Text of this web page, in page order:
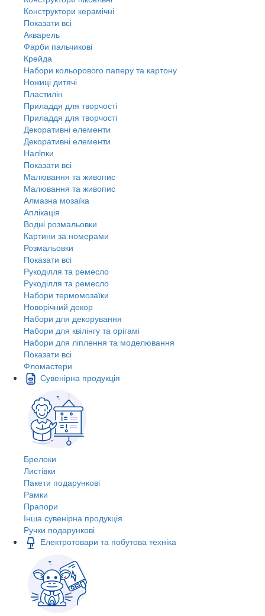
Конструктори керамічні
Показати всі
Акварель
Фарби пальчикові
Крейда
Набори кольорового паперу та картону
Ножиці дитячі
Пластилін
Приладдя для творчості
Приладдя для творчості
Декоративні елементи
Декоративні елементи
Налiпки
Показати всі
Малювання та живопис
Малювання та живопис
Алмазна мозаїка
Аплікація
Водні розмальовки
Картини за номерами
Розмальовки
Показати всі
Рукоділля та ремесло
Рукоділля та ремесло
Набори термомозаїки
Новорічний декор
Набори для декорування
Набори для квілінгу та орігамі
Набори для ліплення та моделювання
Показати всі
Фломастери
Сувенірна продукція
Брелоки
Листівки
Пакети подарункові
Рамки
Прапори
Інша сувенірна продукція
Ручки подарункові
Електротовари та побутова техніка